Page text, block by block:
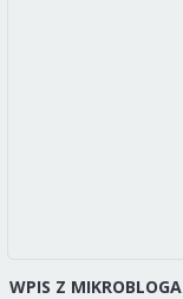
WPIS Z MIKROBLOGA